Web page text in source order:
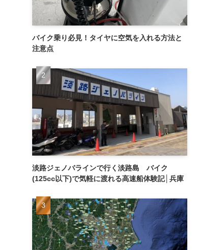
バイク乗り必見！タイヤに空気を入れる方法と
注意点
淡路ジェノバラインで行く淡路島 バイク
(125cc以下)で気軽に渡れる高速船体験記│兵庫